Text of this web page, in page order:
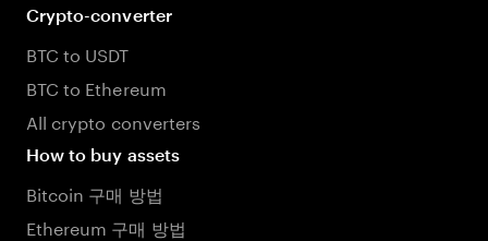
Crypto-converter
BTC to USDT
BTC to Ethereum
All crypto converters
How to buy assets
Bitcoin 구매 방법
Ethereum 구매 방법